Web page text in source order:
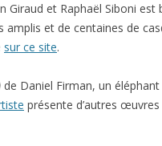
Giraud et Raphaël Siboni
amplis et de centaines de
sur ce site.
de Daniel Firman, un
présente d’autres